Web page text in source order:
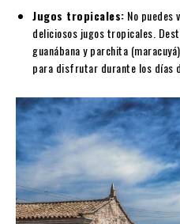
Jugos tropicales: No
deliciosos jugos tropicales.
guanábana y parchita
para disfrutar durante los días